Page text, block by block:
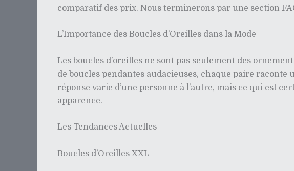
comparatif des prix. Nous terminerons par une section
L’Importance des Boucles d’Oreilles dans la Mode
Les boucles d’oreilles ne sont pas seulement des
de boucles pendantes audacieuses, chaque paire
réponse varie d’une personne à l’autre, mais ce qui est
apparence.
Les Tendances Actuelles
Boucles d’Oreilles XXL